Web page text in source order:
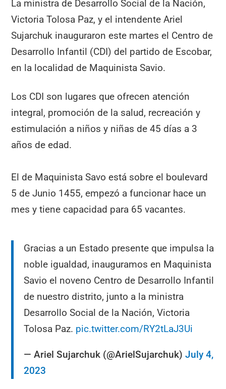
La ministra de Desarrollo Social de la Nación,
Victoria Tolosa Paz, y el intendente Ariel
Sujarchuk inauguraron este martes el Centro de
Desarrollo Infantil (CDI) del partido de Escobar,
en la localidad de Maquinista Savio.
Los CDI son lugares que ofrecen atención
integral, promoción de la salud, recreación y
estimulación a niños y niñas de 45 días a 3
años de edad.
El de Maquinista Savo está sobre el boulevard
5 de Junio 1455, empezó a funcionar hace un
mes y tiene capacidad para 65 vacantes.
Gracias a un Estado presente que impulsa la
noble igualdad, inauguramos en Maquinista
Savio el noveno Centro de Desarrollo Infantil
de nuestro distrito, junto a la ministra
Desarrollo Social de la Nación, Victoria
Tolosa Paz. pic.twitter.com/RY2tLaJ3Ui
— Ariel Sujarchuk (@ArielSujarchuk)July 4,
2023